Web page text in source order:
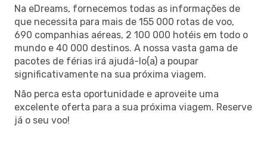
Na eDreams, fornecemos todas as informações de
que necessita para mais de 155 000 rotas de voo,
690 companhias aéreas, 2 100 000 hotéis em todo o
mundo e 40 000 destinos. A nossa vasta gama de
pacotes de férias irá ajudá-lo(a) a poupar
significativamente na sua próxima viagem.
Não perca esta oportunidade e aproveite uma
excelente oferta para a sua próxima viagem. Reserve
já o seu voo!